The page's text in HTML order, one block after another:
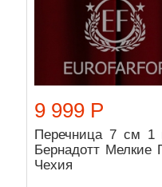
9 999 Р
Перечница 7 см 1
Бернадотт Мелкие
Чехия